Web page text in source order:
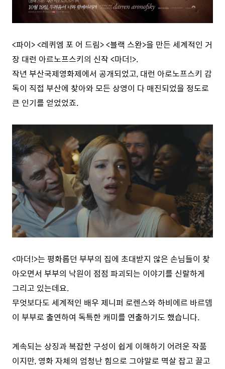
<파이> <레퀴엠 포 어 드림> <블랙 스완>을 만든 세계적인 거
장 대런 아르노프스키의 신작 <마더!>.
작년 부산국제영화제에서 공개되었고, 대런 아로노프스키 감
독이 직접 부산에 찾아와 모든 상영이 다 매진되었을 정도로
큰 인기를 얻었었죠.
<마더!>는 평화롭던 부부의 집에 초대받지 않은 손님들이 찾
아오면서 부부의 낙원이 점점 파괴되는 이야기를 신랄하게
그리고 있는데요.
무엇보다도 세계적인 배우 제니퍼 로렌스와 하비에르 바르뎀
이 부부로 출연하여 독특한 캐미를 연출하기도 했습니다.
계속되는 상징과 복잡한 구성이 쉽게 이해하기 어려운 작품
이지만, 영화 자체의 엄청난 힘으로 그야말로 멱살 잡고 끌고